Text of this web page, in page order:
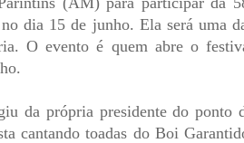
no dia 15 de junho. Ela será uma
O evento é quem abre o
da própria presidente do ponto
cantando toadas do Boi